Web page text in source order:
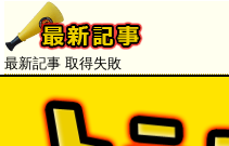
最新記事 取得失敗